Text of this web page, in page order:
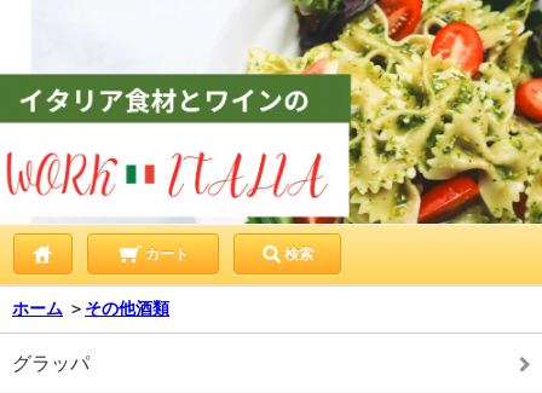
カート 検索
ホーム ＞ その他酒類
グラッパ